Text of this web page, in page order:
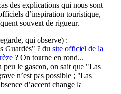
des explications qui nous sont
d’inspiration touristique,
souvent de rigueur.
qui observe) :
Guardès" ? du site officiel de la
? On tourne en rond...
le gascon, on sait que "Las
n’est pas possible ; "Las
d’accent change la